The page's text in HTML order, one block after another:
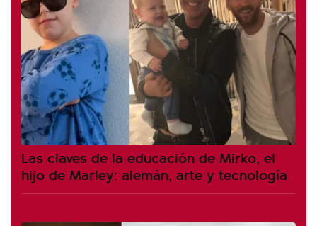
Las claves de la educación de Mirko, el
hijo de Marley: alemán, arte y tecnología